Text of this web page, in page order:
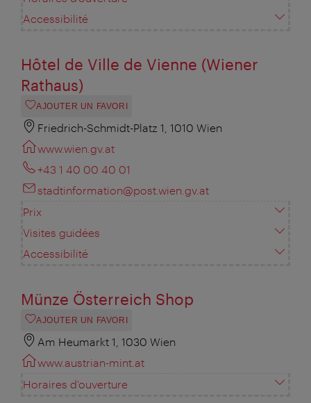
Accessibilité
Hôtel de Ville de Vienne (Wiener
Rathaus)
AJOUTER UN FAVORI
Friedrich-Schmidt-Platz 1, 1010 Wien
www.wien.gv.at
+43 1 40 00 40 01
stadtinformation@post.wien.gv.at
Prix
Visites guidées
Accessibilité
Münze Österreich Shop
AJOUTER UN FAVORI
Am Heumarkt 1, 1030 Wien
www.austrian-mint.at
Horaires d'ouverture